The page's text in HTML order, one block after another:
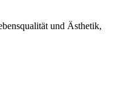
und Ästhetik,